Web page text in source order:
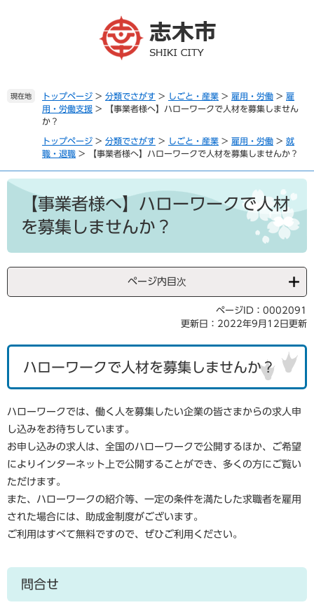
へ
現在地 トップページ > 分類でさがす > しごと・産業 > 雇用・労働 > 雇
用・労働支援 >
【事業者様へ】ハローワークで人材を募集しません
か？
トップページ > 分類でさがす > しごと・産業 > 雇用・労働 > 就
職・退職 > 【事業者様へ】ハローワークで人材を募集しませんか？
本
【事業者様へ】ハローワークで人材
を募集しませんか？
ページ内目次
ページID：0002091
更新日：2022年9月12日更新
ハローワークで人材を募集しませんか？
ハローワークでは、働く人を募集したい企業の皆さまからの求人申
し込みをお待ちしています。
お申し込みの求人は、全国のハローワークで公開するほか、ご希望
によりインターネット上で公開することができ、多くの方にご覧い
ただけます。
また、ハローワークの紹介等、一定の条件を満たした求職者を雇用
された場合には、助成金制度がございます。
ご利用はすべて無料ですので、ぜひご利用ください。
問合せ